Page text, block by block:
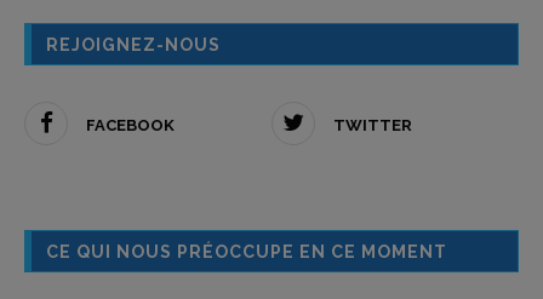
REJOIGNEZ-NOUS
FACEBOOK TWITTER
CE QUI NOUS PRÉOCCUPE EN CE MOMENT